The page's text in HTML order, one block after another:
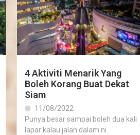
4 Aktiviti Menarik Yang
Boleh Korang Buat Dekat
Siam
11/08/2022
Punya besar sampai boleh dua kali
lapar kalau jalan dalam ni.